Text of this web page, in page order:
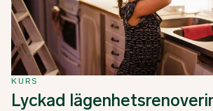
KURS
Lyckad